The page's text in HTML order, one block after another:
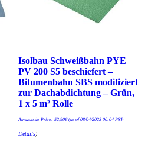
Isolbau Schweißbahn PYE
PV 200 S5 beschiefert –
Bitumenbahn SBS modifiziert
zur Dachabdichtung – Grün,
1 x 5 m² Rolle
Amazon.de Price: 52,90€(as of 08/04/2023 00:04 PST-
Details)